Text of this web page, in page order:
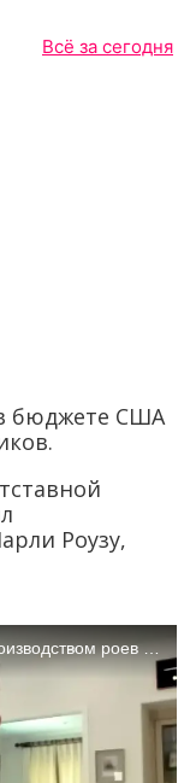
Всё за сегодня
бюджете США
Роузу,